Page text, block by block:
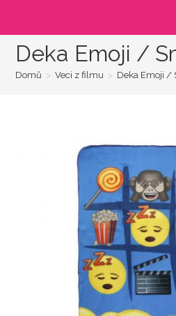
Deka Emoji /
Domů > Veci z filmu > Deka Emoji /